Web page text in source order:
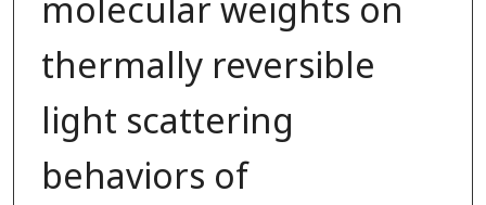
molecular weights on
thermally reversible
light scattering
behaviors of